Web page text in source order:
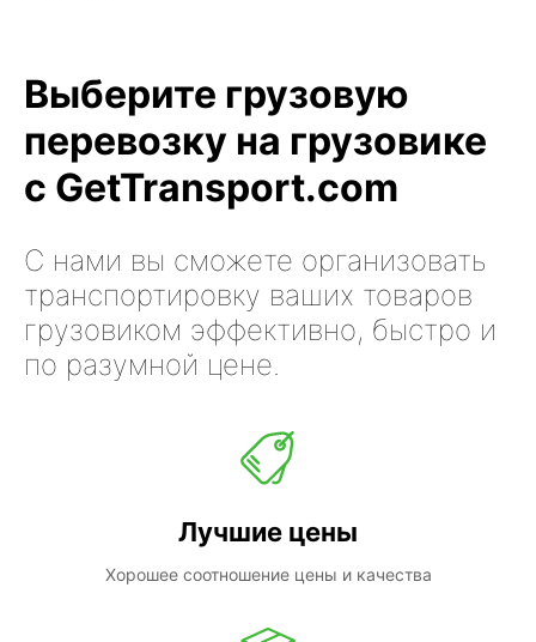
Выберите грузовую
перевозку на грузовике
с GetTransport.com
С нами вы сможете организовать
транспортировку ваших товаров
грузовиком эффективно, быстро и
по разумной цене.
Лучшие цены
Хорошее соотношение цены и качества